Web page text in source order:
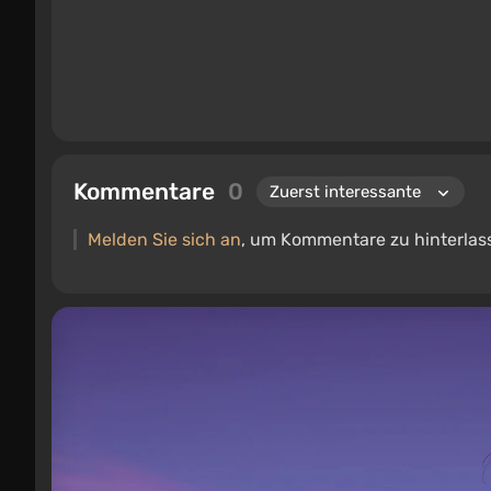
Kommentare 0
Melden Sie sich an, um Kommentare zu